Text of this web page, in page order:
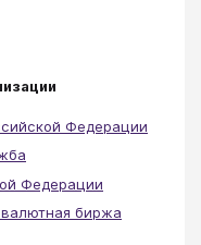
Федерации
Федерации
биржа